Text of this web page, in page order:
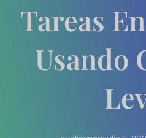
Tareas
Usando